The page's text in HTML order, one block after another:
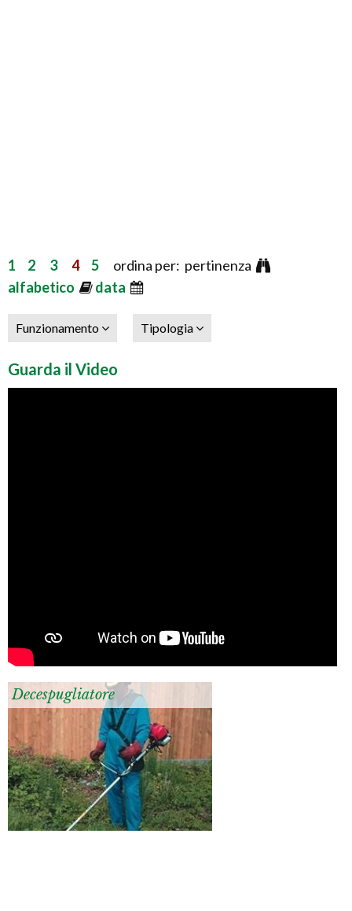
1 2 3 4 5 ordina per: pertinenza
alfabetico
data
Funzionamento Tipologia
Guarda il Video
Decespugliatore